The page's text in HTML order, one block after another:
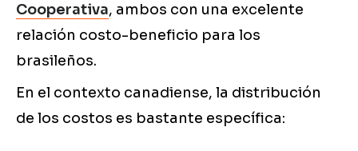
Cooperativa, ambos con una excelente
relación costo-beneficio para los
brasileños.
En el contexto canadiense, la distribución
de los costos es bastante específica: